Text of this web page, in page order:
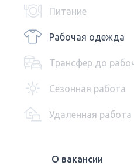
Питание
Рабочая одежда
Трансфер до
Сезонная работа
Удаленная работа
О вакансии